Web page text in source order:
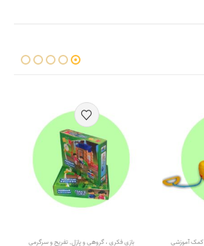
کمک آموزشی بازی فکری ، گروهی و پازل,تفریح و سرگرمی